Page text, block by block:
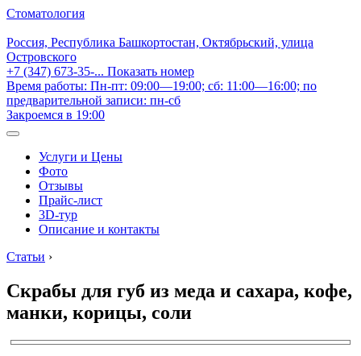
Стоматология
Россия, Республика Башкортостан, Октябрьский, улица
Островского
+7 (347) 673-35-... Показать номер
Время работы: Пн-пт: 09:00—19:00; сб: 11:00—16:00; по
предварительной записи: пн-сб
Закроемся в 19:00
Услуги и Цены
Фото
Отзывы
Прайс-лист
3D-тур
Описание и контакты
Статьи ›
Скрабы для губ из меда и сахара, кофе,
манки, корицы, соли